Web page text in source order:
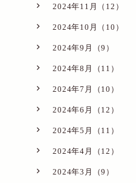
2024年11月（12）
2024年10月（10）
2024年9月（9）
2024年8月（11）
2024年7月（10）
2024年6月（12）
2024年5月（11）
2024年4月（12）
2024年3月（9）